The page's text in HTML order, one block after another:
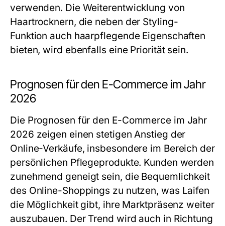
verwenden. Die Weiterentwicklung von
Haartrocknern, die neben der Styling-
Funktion auch haarpflegende Eigenschaften
bieten, wird ebenfalls eine Priorität sein.
Prognosen für den E-Commerce im Jahr
2026
Die Prognosen für den E-Commerce im Jahr
2026 zeigen einen stetigen Anstieg der
Online-Verkäufe, insbesondere im Bereich der
persönlichen Pflegeprodukte. Kunden werden
zunehmend geneigt sein, die Bequemlichkeit
des Online-Shoppings zu nutzen, was Laifen
die Möglichkeit gibt, ihre Marktpräsenz weiter
auszubauen. Der Trend wird auch in Richtung